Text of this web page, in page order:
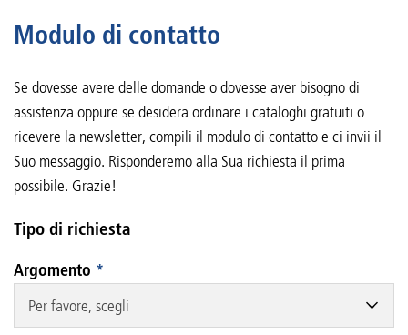
Modulo di contatto
Se dovesse avere delle domande o dovesse aver bisogno di
assistenza oppure se desidera ordinare i cataloghi gratuiti o
ricevere la newsletter, compili il modulo di contatto e ci invii il
Suo messaggio. Risponderemo alla Sua richiesta il prima
possibile. Grazie!
Tipo di richiesta
Argomento *
Per favore, scegli